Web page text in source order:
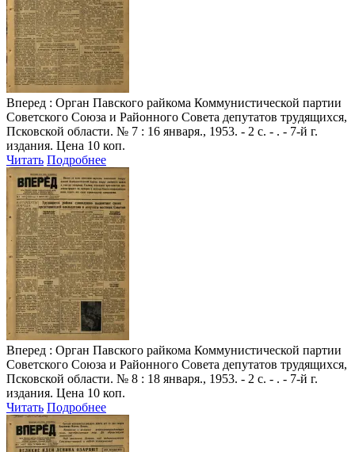
Вперед : Орган Павского райкома Коммунистической партии
Советского Союза и Районного Совета депутатов трудящихся,
Псковской области. № 7 : 16 января., 1953. - 2 с. - . - 7-й г.
издания. Цена 10 коп.
Читать Подробнее
Вперед : Орган Павского райкома Коммунистической партии
Советского Союза и Районного Совета депутатов трудящихся,
Псковской области. № 8 : 18 января., 1953. - 2 с. - . - 7-й г.
издания. Цена 10 коп.
Читать Подробнее